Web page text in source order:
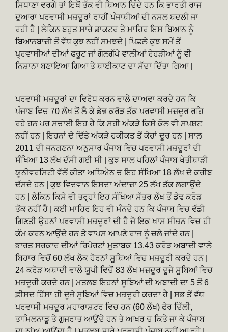
ਸਿਧਾਣਾ ਵਰਗੇ ਤਾਂ ਇਥੋਂ ਤੱਕ ਵੀ ਬਿਆਨ ਦਿੰਦੇ ਹਨ ਕਿ ਭਾਰਤੀ ਰਾਜ
ਦੁਆਰਾ ਪਰਵਾਸੀ ਮਜ਼ਦੂਰਾਂ ਰਾਹੀਂ ਪੰਜਾਬੀਆਂ ਦੀ ਨਸਲ ਬਦਲੀ ਜਾ
ਰਹੀ ਹੈ | ਲੇਕਿਨ ਬਹੁਤ ਸਾਰੇ ਡਾਕਟਰ ਤੇ ਮਾਹਿਰ ਇਸ ਬਿਆਨ ਨੂੰ
ਬਿਆਨਬਾਜ਼ੀ ਤੋਂ ਵੱਧ ਕੁਝ ਨਹੀਂ ਸਮਝਦੇ | ਪਿਛਲੇ ਕੁਝ ਸਮੇਂ ਤੋਂ
ਪ੍ਰਵਾਸੀਆਂ ਦੀਆਂ ਫਰੂਟ ਜਾਂ ਗੋਲਗੱਪੇ ਵਾਲੀਆਂ ਰੇਹੜੀਆਂ ਨੂੰ ਵੀ
ਨਿਸ਼ਾਨਾ ਬਣਾਇਆ ਗਿਆ ਤੇ ਬਾਈਕਾਟ ਦਾ ਸੱਦਾ ਦਿੱਤਾ ਗਿਆ |
ਪਰਵਾਸੀ ਮਜ਼ਦੂਰਾਂ ਦਾ ਵਿਰੋਧ ਕਰਨ ਵਾਲੇ ਦਾਅਵਾ ਕਰਦੇ ਹਨ ਕਿ
ਪੰਜਾਬ ਵਿਚ 70 ਲੱਖ ਤੋਂ ਲੈ ਕੇ ਡੇਢ ਕਰੋੜ ਤੱਕ ਪਰਵਾਸੀ ਮਜ਼ਦੂਰ ਰਹਿ
ਰਹੇ ਹਨ ਪਰ ਸਚਾਈ ਇਹ ਹੈ ਕਿ ਸਹੀ ਅੰਕੜੇ ਕਿਸੇ ਕੋਲ ਵੀ ਸਪਸ਼ਟ
ਨਹੀਂ ਹਨ | ਇਹਨਾਂ ਦੇ ਦਿੱਤੇ ਅੰਕੜੇ ਹਕੀਕਤ ਤੋਂ ਕੋਹਾਂ ਦੂਰ ਹਨ | ਸਾਲ
2011 ਦੀ ਜਨਗਣਨਾ ਅਨੁਸਾਰ ਪੰਜਾਬ ਵਿਚ ਪਰਵਾਸੀ ਮਜ਼ਦੂਰਾਂ ਦੀ
ਸੰਖਿਆ 13 ਲੱਖ ਦੱਸੀ ਗਈ ਸੀ | ਕੁਝ ਸਾਲ ਪਹਿਲਾਂ ਪੰਜਾਬ ਖੇਤੀਬਾੜੀ
ਯੂਨੀਵਰਸਿਟੀ ਵੱਲੋਂ ਕੀਤਾ ਅਧਿਐਨ ਚ ਇਹ ਸੰਖਿਆ 18 ਲੱਖ ਦੇ ਕਰੀਬ
ਦੱਸਦੇ ਹਨ | ਕੁਝ ਵਿਦਵਾਨ ਇਸਦਾ ਅੰਦਾਜ਼ਾ 25 ਲੱਖ ਤੱਕ ਲਗਾਉਂਦੇ
ਹਨ | ਲੇਕਿਨ ਕਿਸੇ ਵੀ ਤਰ੍ਹਾਂ ਇਹ ਸੰਖਿਆ ਸੱਤਰ ਲੱਖ ਤੋਂ ਡੇਢ ਕਰੋੜ
ਤੱਕ ਨਹੀਂ ਹੈ | ਕਈ ਮਾਹਿਰ ਇਹ ਵੀ ਮੰਨਦੇ ਹਨ ਕਿ ਪੰਜਾਬ ਵਿਚ ਵੱਡੀ
ਗਿਣਤੀ ਉਹਨਾਂ ਪਰਵਾਸੀ ਮਜ਼ਦੂਰਾਂ ਦੀ ਹੈ ਜੋ ਇਕ ਖਾਸ ਸੀਜ਼ਨ ਵਿਚ ਹੀ
ਕੰਮ ਕਰਨ ਆਉਂਦੇ ਹਨ ਤੇ ਵਾਪਸ ਆਪਣੇ ਰਾਜ ਨੂੰ ਚਲੇ ਜਾਂਦੇ ਹਨ |
ਭਾਰਤ ਸਰਕਾਰ ਦੀਆਂ ਰਿਪੋਰਟਾਂ ਮੁਤਾਬਕ 13.43 ਕਰੋੜ ਅਬਾਦੀ ਵਾਲੇ
ਬਿਹਾਰ ਵਿਚੋਂ 60 ਲੱਖ ਲੋਕ ਹੋਰਨਾਂ ਸੂਬਿਆਂ ਵਿਚ ਮਜ਼ਦੂਰੀ ਕਰਦੇ ਹਨ |
24 ਕਰੋੜ ਅਬਾਦੀ ਵਾਲੇ ਯੂਪੀ ਵਿਚੋਂ 83 ਲੱਖ ਮਜ਼ਦੂਰ ਦੂਜੇ ਸੂਬਿਆਂ ਵਿਚ
ਮਜ਼ਦੂਰੀ ਕਰਦੇ ਹਨ | ਮਤਲਬ ਇਹਨਾਂ ਸੂਬਿਆਂ ਦੀ ਅਬਾਦੀ ਦਾ 5 ਤੋਂ 6
ਫ਼ੀਸਦ ਹਿੱਸਾ ਹੀ ਦੂਜੇ ਸੂਬਿਆਂ ਵਿਚ ਮਜ਼ਦੂਰੀ ਕਰਦਾ ਹੈ | ਸਭ ਤੋਂ ਵੱਧ
ਪਰਵਾਸੀ ਮਜ਼ਦੂਰ ਮਹਾਰਾਸ਼ਟਰ ਵਿਚ ਹਨ (60 ਲੱਖ) ਫੇਰ ਦਿੱਲੀ,
ਤਾਮਿਲਨਾਡੂ ਤੇ ਗੁਜਰਾਤ ਆਉਂਦੇ ਹਨ ਤੇ ਆਖਰ ਚ ਕਿਤੇ ਜਾ ਕੇ ਪੰਜਾਬ